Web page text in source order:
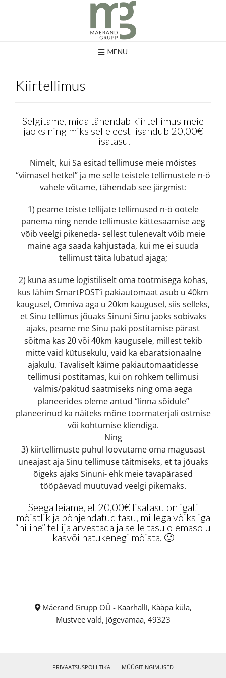
MENU
Kiirtellimus
Selgitame, mida tähendab kiirtellimus meie
jaoks ning miks selle eest lisandub 20,00€
lisatasu.
Nimelt, kui Sa esitad tellimuse meie mõistes
“viimasel hetkel” ja me selle teistele tellimustele n-ö
vahele võtame, tähendab see järgmist:
1) peame teiste tellijate tellimused n-ö ootele
panema ning nende tellimuste kättesaamise aeg
võib veelgi pikeneda- sellest tulenevalt võib meie
maine aga saada kahjustada, kui me ei suuda
tellimust täita lubatud ajaga;
2) kuna asume logistiliselt oma tootmisega kohas,
kus lähim SmartPOST’i pakiautomaat asub u 40km
kaugusel, Omniva aga u 20km kaugusel, siis selleks,
et Sinu tellimus jõuaks Sinuni Sinu jaoks sobivaks
ajaks, peame me Sinu paki postitamise pärast
sõitma kas 20 või 40km kaugusele, millest tekib
mitte vaid kütusekulu, vaid ka ebaratsionaalne
ajakulu. Tavaliselt käime pakiautomaatidesse
tellimusi postitamas, kui on rohkem tellimusi
valmis/pakitud saatmiseks ning oma aega
planeerides oleme antud “linna sõidule”
planeerinud ka näiteks mõne toormaterjali ostmise
või kohtumise kliendiga.
Ning
3) kiirtellimuste puhul loovutame oma magusast
uneajast aja Sinu tellimuse täitmiseks, et ta jõuaks
õigeks ajaks Sinuni- ehk meie tavapärased
tööpäevad muutuvad veelgi pikemaks.
Seega leiame, et 20,00€ lisatasu on igati
mõistlik ja põhjendatud tasu, millega võiks iga
“hiline” tellija arvestada ja selle tasu olemasolu
kasvõi natukenegi mõista. 🙂
Mäerand Grupp OÜ - Kaarhalli, Kääpa küla,
Mustvee vald, Jõgevamaa, 49323
PRIVAATSUSPOLIITIKA MÜÜGITINGIMUSED